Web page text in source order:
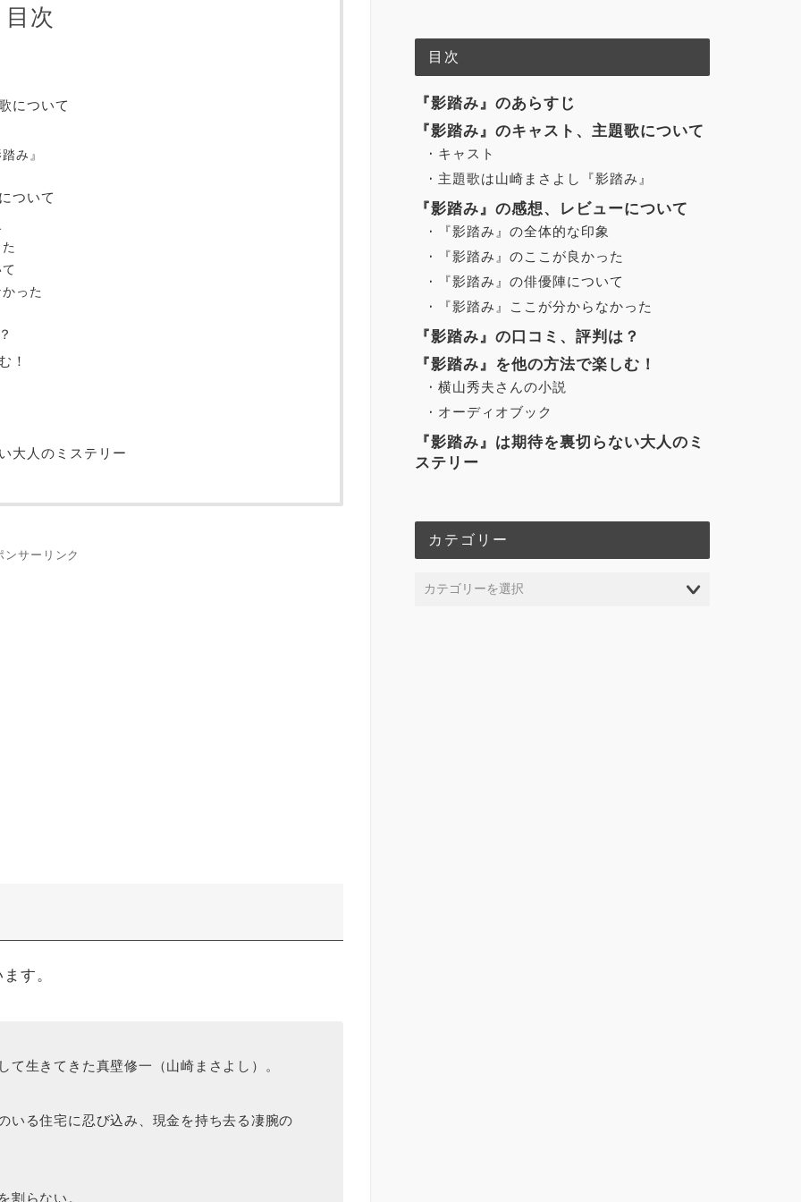
目次
について
み』
ついて
った
！
大人のミステリー
ンサーリンク
す。
生きてきた真壁修一（山崎まさよし）。
いる住宅に忍び込み、現金を持ち去る凄腕の
割らない。
目次
『影踏み』のあらすじ
『影踏み』のキャスト、主題歌について
キャスト
主題歌は山崎まさよし『影踏み』
『影踏み』の感想、レビューについて
『影踏み』の全体的な印象
『影踏み』のここが良かった
『影踏み』の俳優陣について
『影踏み』ここが分からなかった
『影踏み』の口コミ、評判は？
『影踏み』を他の方法で楽しむ！
横山秀夫さんの小説
オーディオブック
『影踏み』は期待を裏切らない大人のミ
ステリー
カテゴリー